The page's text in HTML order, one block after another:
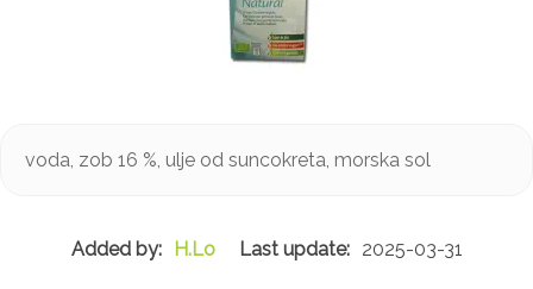
voda, zob 16 %, ulje od suncokreta, morska sol
H.Lo 2025-03-31